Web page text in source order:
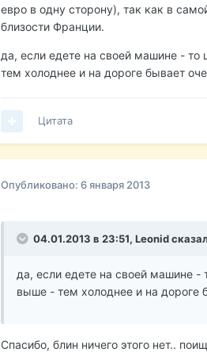
евро в одну сторону), так как в
близости Франции.
да, если едете на своей машине -
тем холоднее и на дороге бывает
Цитата
Опубликовано: 6 января 2013
04.01.2013 в 23:51, Leonid
да, если едете на своей машине -
выше - тем холоднее и на дороге
Спасибо, блин ничего этого нет..